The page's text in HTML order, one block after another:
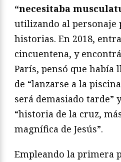
“necesitaba
utilizando al personaje
historias. En 2018,
cincuentena, y
París, pensó que había
de “lanzarse a la
será demasiado tarde”
“historia de la cruz,
magnífica de Jesús”.
Empleando la primera